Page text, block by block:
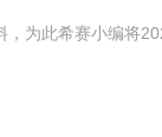
为此希赛小编将